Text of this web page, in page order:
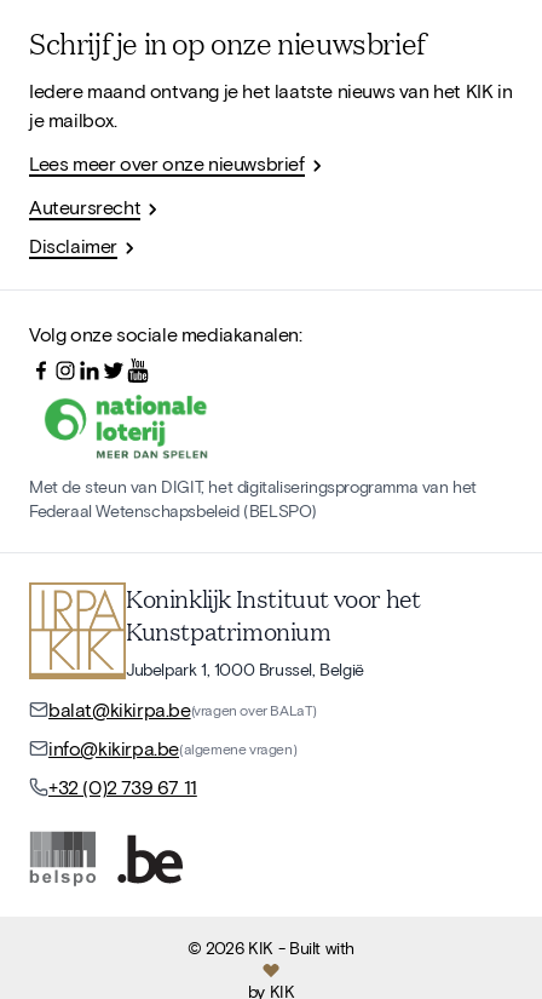
Schrijf je in op onze nieuwsbrief
Iedere maand ontvang je het laatste nieuws van het KIK in
je mailbox.
Lees meer over onze nieuwsbrief
Auteursrecht
Disclaimer
Volg onze sociale mediakanalen:
Met de steun van DIGIT, het digitaliseringsprogramma van het
Federaal Wetenschapsbeleid (BELSPO)
Koninklijk Instituut voor het
Kunstpatrimonium
Jubelpark 1, 1000 Brussel, België
balat@kikirpa.be(vragen over BALaT)
info@kikirpa.be(algemene vragen)
+32 (0)2 739 67 11
©2026 KIK - Built with
by KIK